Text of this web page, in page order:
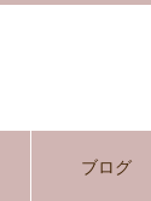
ブログ